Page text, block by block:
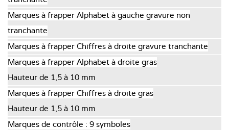
Marques à frapper Alphabet à gauche gravure non
tranchante
Marques à frapper Chiffres à droite gravure tranchante
Marques à frapper Alphabet à droite gras
Hauteur de 1,5 à 10 mm
Marques à frapper Chiffres à droite gras
Hauteur de 1,5 à 10 mm
Marques de contrôle : 9 symboles